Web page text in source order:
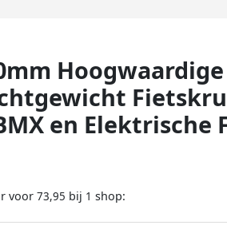
Hoogwaardige
en Elektrische
voor 73,95 bij 1 shop: